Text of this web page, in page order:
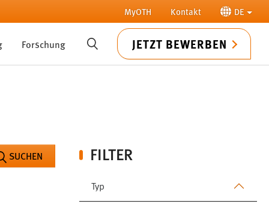
MyOTH Kontakt DE
Forschung SUCHE JETZT BEWERBEN
FILTER
Typ
SUCHEN